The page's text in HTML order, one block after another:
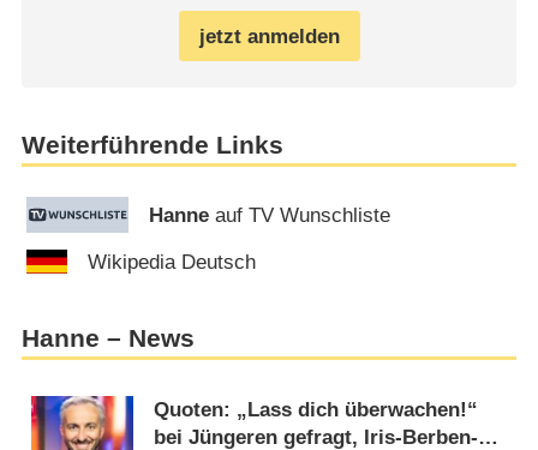
jetzt anmelden
Weiterführende Links
Hanne auf TV Wunschliste
Wikipedia Deutsch
Hanne – News
Quoten: „Lass dich überwachen!“
bei Jüngeren gefragt, Iris-Berben-